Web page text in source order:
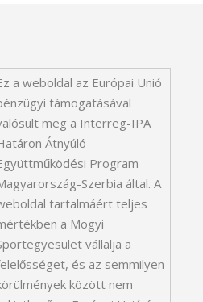
a weboldal az Európai Unió
támogatásával
meg a Interreg-IPA
Átnyúló
Program
Szerbia által. A
tartalmáért teljes
a Mogyi
vállalja a
és az semmilyen
között nem